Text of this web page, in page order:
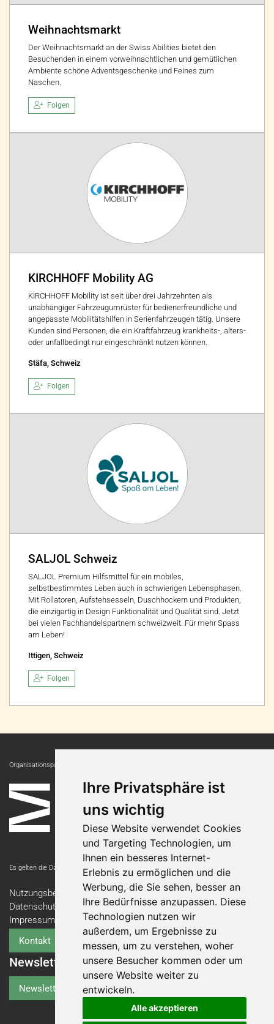
Ihre Privatsphäre ist
uns wichtig
Diese Website verwendet Cookies
und Targeting Technologien, um
Ihnen ein besseres Internet-
Erlebnis zu ermöglichen und die
Werbung, die Sie sehen, besser an
Ihre Bedürfnisse anzupassen. Diese
Technologien nutzen wir
außerdem, um Ergebnisse zu
messen, um zu verstehen, woher
unsere Besucher kommen oder um
unsere Website weiter zu
entwickeln.
Alle akzeptieren
Weihnachtsmarkt
Der Weihnachtsmarkt an der Swiss Abilities bietet den
Besuchenden in einem vorweihnachtlichen und gemütlichen
Ambiente schöne Adventsgeschenke und Feines zum
Naschen.
Folgen
KIRCHHOFF Mobility AG
KIRCHHOFF Mobility ist seit über drei Jahrzehnten als
unabhängiger Fahrzeugumrüster für bedienerfreundliche und
angepasste Mobilitätshilfen in Serienfahrzeugen tätig. Unsere
Kunden sind Personen, die ein Kraftfahrzeug krankheits-, alters-
oder unfallbedingt nur eingeschränkt nutzen können.
Stäfa, Schweiz
Folgen
SALJOL Schweiz
SALJOL Premium Hilfsmittel für ein mobiles,
selbstbestimmtes Leben auch in schwierigen Lebensphasen.
Mit Rollatoren, Aufstehsesseln, Duschhockern und Produkten,
die einzigartig in Design Funktionalität und Qualität sind. Jetzt
bei vielen Fachhandelspartnern schweizweit. Für mehr Spass
am Leben!
Ittigen, Schweiz
Folgen
Organisationspartnerin:
Es gelten die Datenschutzbestimmungen der Messe Luzern AG.
Nutzungsbedingungen
Datenschutzerklärung
Impressum
Kontakt
Newsletter
Newsletter-Anmeldung